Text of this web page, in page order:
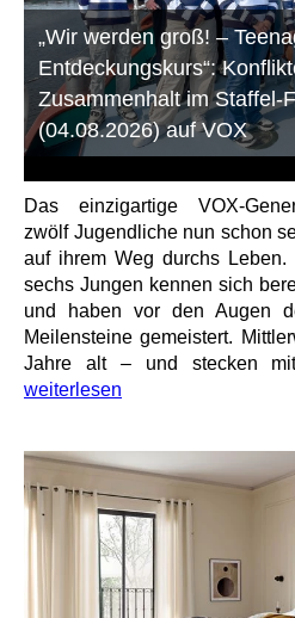
„Wir werden groß! –
Entdeckungskurs“:
Zusammenhalt im Staffel-
(04.08.2026) auf VOX
Das einzigartige VOX-
zwölf Jugendliche nun schon
auf ihrem Weg durchs
sechs Jungen kennen sich
und haben vor den Augen
Meilensteine gemeistert.
Jahre alt – und stecken
weiterlesen